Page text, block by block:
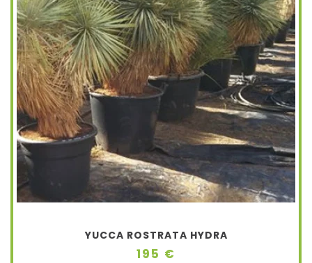
YUCCA ROSTRATA HYDRA
195 €